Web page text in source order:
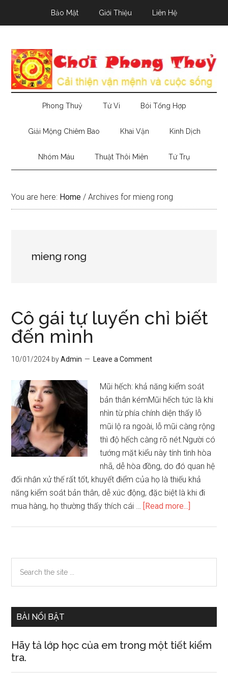
Bảo Mật Giới Thiệu Liên Hệ
Phong Thuỷ Tử Vi Bói Tổng Hợp
Giải Mộng Chiêm Bao Khai Vận Kinh Dịch
Nhóm Máu Thuật Thôi Miên Tứ Trụ
You are here: Home / Archives for mieng rong
mieng rong
Cô gái tự luyến chỉ biết
đến mình
10/01/2024 byAdmin Leave a Comment
Mũi hếch: khả năng kiểm soát
bản thân kémMũi hếch tức là khi
nhìn từ phía chính diện thấy lỗ
mũi lộ ra ngoài, lỗ mũi càng rộng
thì độ hếch càng rõ nét.Người có
tướng mặt kiểu này tính tình hòa
nhã, dễ hòa đồng, do đó quan hệ
đối nhân xử thế rất tốt, khuyết điểm của họ là thiếu khả
năng kiểm soát bản thân, dễ xúc động, đặc biệt là khi đi
mua hàng, họ thường thấy thích cái … [Read more...]
luyến
biết
Primary
Sidebar
the
BÀI NỔI BẬT
Hãy tả lớp học của em trong một tiết kiểm
tra.